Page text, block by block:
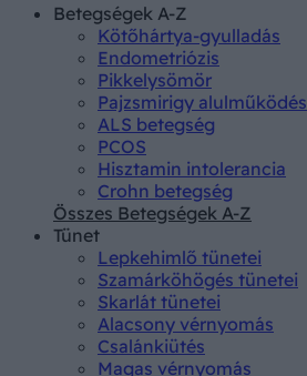
Betegségek A-Z
Kötőhártya-gyulladás
Endometriózis
Pikkelysömör
Pajzsmirigy alulműködés
ALS betegség
PCOS
Hisztamin intolerancia
Crohn betegség
Összes Betegségek A-Z
Tünet
Lepkehimlő tünetei
Szamárköhögés tünetei
Skarlát tünetei
Alacsony vérnyomás
Csalánkiütés
Magas vérnyomás